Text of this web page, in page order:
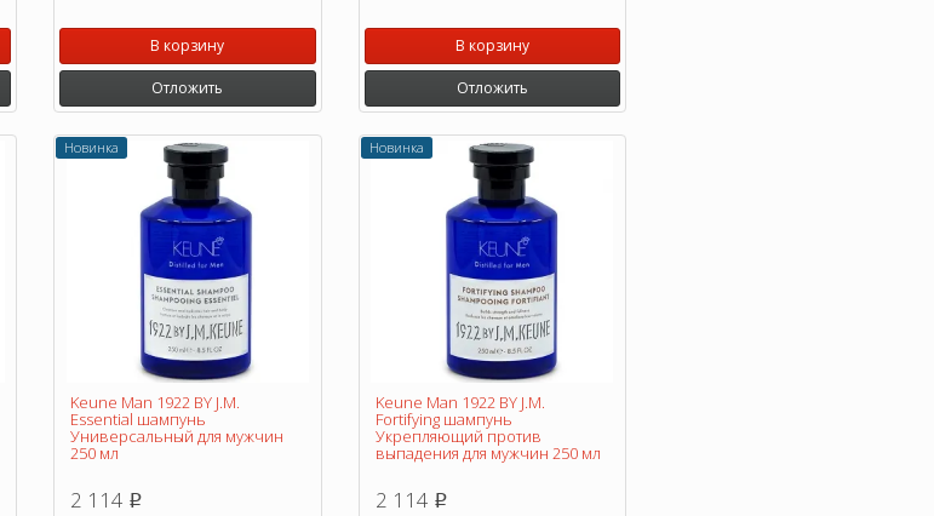
В корзину
Отложить
В корзину
Отложить
Новинка
Keune Man 1922 BY J.M.
Essential шампунь
Универсальный для мужчин
250 мл
2 114 p
Новинка
Keune Man 1922 BY J.M.
Fortifying шампунь
Укрепляющий против
выпадения для мужчин 250 мл
2 114 p